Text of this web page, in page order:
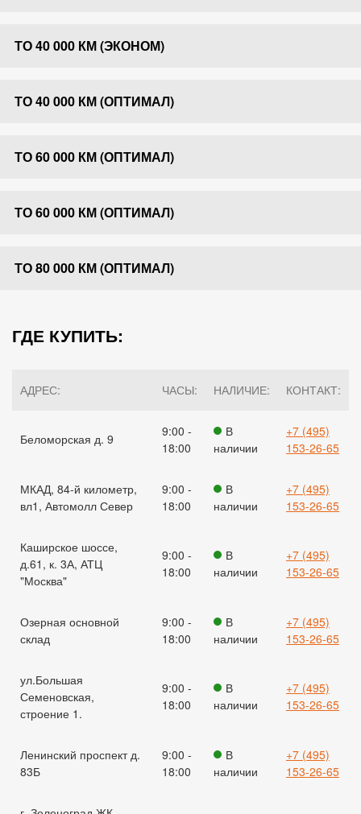
ТО 40 000 КМ (ЭКОНОМ)
ТО 40 000 КМ (ОПТИМАЛ)
ТО 60 000 КМ (ОПТИМАЛ)
ТО 60 000 КМ (ОПТИМАЛ)
ТО 80 000 КМ (ОПТИМАЛ)
ГДЕ КУПИТЬ:
АДРЕС: ЧАСЫ: НАЛИЧИЕ: КОНТАКТ:
Беломорская д. 9
9:00 -
18:00
В
наличии
+7 (495)
153-26-65
МКАД, 84-й километр,
вл1, Автомолл Север
9:00 -
18:00
В
наличии
+7 (495)
153-26-65
Каширское шоссе,
д.61, к. 3А, АТЦ
"Москва"
9:00 -
18:00
В
наличии
+7 (495)
153-26-65
Озерная основной
склад
9:00 -
18:00
В
наличии
+7 (495)
153-26-65
ул.Большая
Семеновская,
строение 1.
9:00 -
18:00
В
наличии
+7 (495)
153-26-65
Ленинский проспект д.
83Б
9:00 -
18:00
В
наличии
+7 (495)
153-26-65